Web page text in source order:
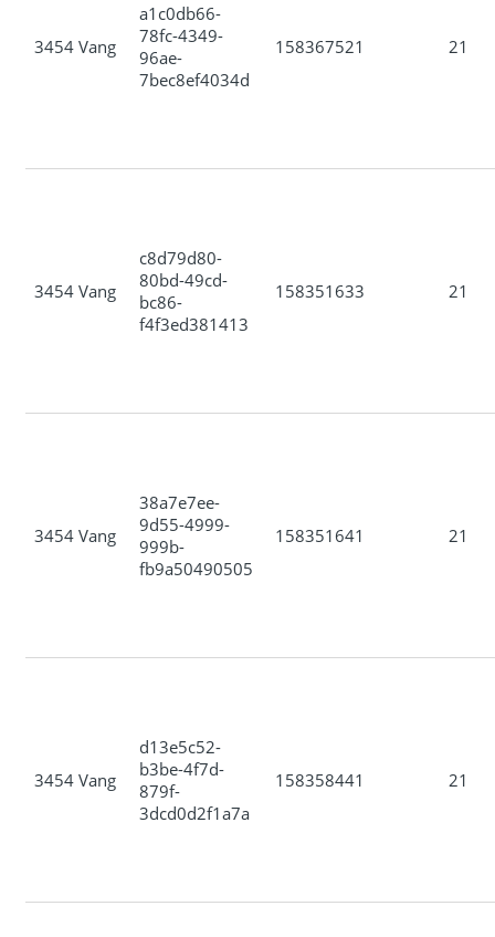
3454 Vang
a1c0db66-
78fc-4349-
96ae-
7bec8ef4034d
158367521 21
3454 Vang
c8d79d80-
80bd-49cd-
bc86-
f4f3ed381413
158351633 21
3454 Vang
38a7e7ee-
9d55-4999-
999b-
fb9a50490505
158351641 21
3454 Vang
d13e5c52-
b3be-4f7d-
879f-
3dcd0d2f1a7a
158358441 21